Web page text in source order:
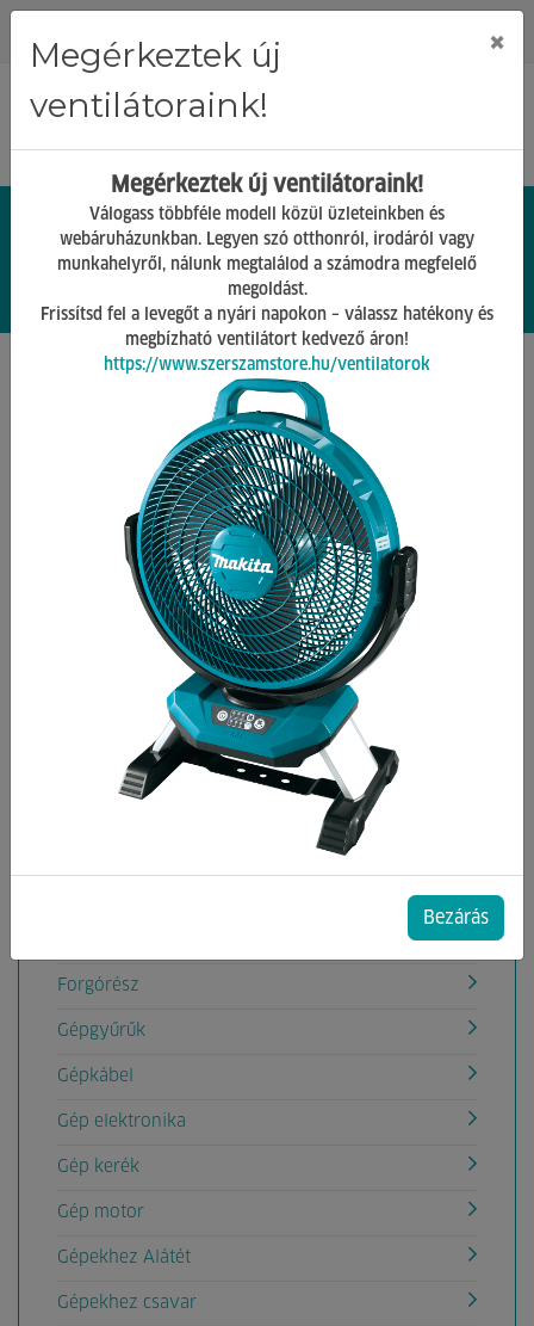
0 0.
Alkatrészek
Vissza
Kategóriák
Csapszeg
Dugattyú, Henger
Forgórész
Gépgyűrűk
Gépkábel
Gép elektronika
Gép kerék
Gép motor
Gépekhez Alátét
Gépekhez csavar
Megérkeztek új
ventilátoraink!
×
Megérkeztek új ventilátoraink!
Válogass többféle modell közül üzleteinkben és
webáruházunkban. Legyen szó otthonról, irodáról vagy
munkahelyről, nálunk megtalálod a számodra megfelelő
megoldást.
Frissítsd fel a levegőt a nyári napokon – válassz hatékony és
megbízható ventilátort kedvező áron!
https://www.szerszamstore.hu/ventilatorok
Bezárás